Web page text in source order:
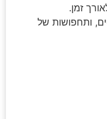
זמן.
ותחפושות של